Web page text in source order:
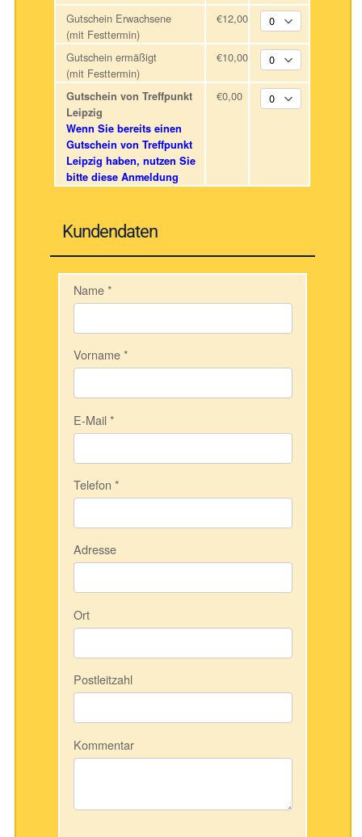
Gutschein Erwachsene
(mit Festtermin)
€12,00
Gutschein ermäßigt
(mit Festtermin)
€10,00
Gutschein von Treffpunkt
Leipzig
Wenn Sie bereits einen
Gutschein von Treffpunkt
Leipzig haben, nutzen Sie
bitte diese Anmeldung
€0,00
Kundendaten
Name*
Vorname*
E-Mail*
Telefon *
Adresse
Ort
Postleitzahl
Kommentar